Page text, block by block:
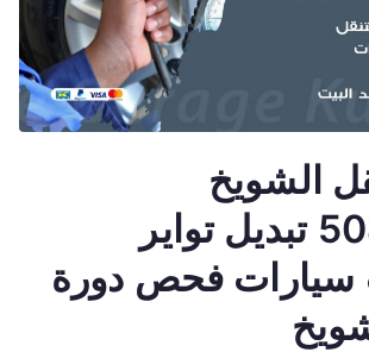
الشويخ
50805535 تبديل تواير
سيارات فحص دورة